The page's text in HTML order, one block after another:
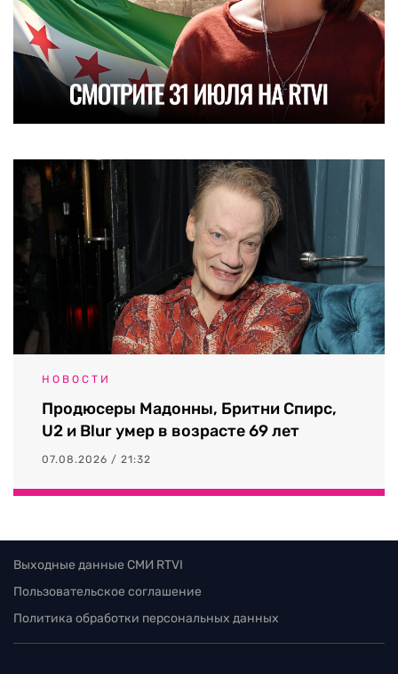
НОВОСТИ
Продюсеры Мадонны, Бритни Спирс,
U2 и Blur умер в возрасте 69 лет
07.08.2026 / 21:32
Выходные данные СМИ RTVI
Пользовательское соглашение
Политика обработки персональных данных